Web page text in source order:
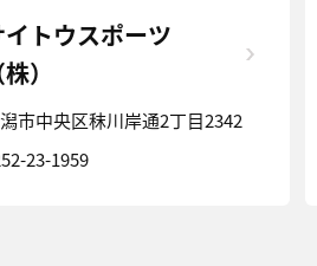
イトウスポーツ
株）
市中央区秣川岸通2丁目2342
23-1959